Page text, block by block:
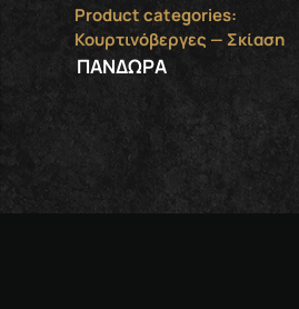
Product categories:
Κουρτινόβεργες — Σκίαση
ΠΑΝΔΩΡΑ